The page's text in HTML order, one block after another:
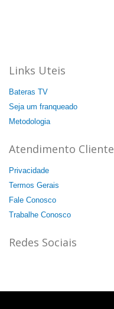
Links Uteis
Bateras TV
Seja um franqueado
Metodologia
Atendimento Cliente
Privacidade
Termos Gerais
Fale Conosco
Trabalhe Conosco
Redes Sociais